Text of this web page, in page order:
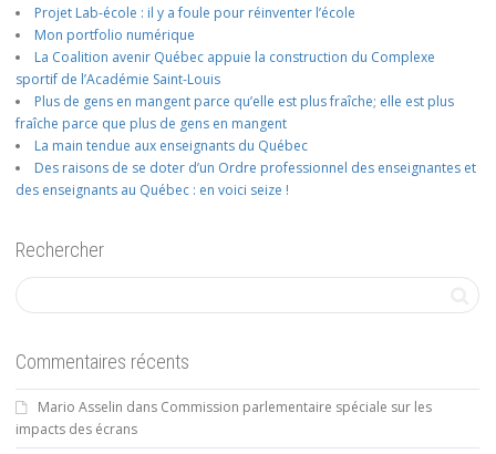
Projet Lab-école : il y a foule pour réinventer l’école
Mon portfolio numérique
La Coalition avenir Québec appuie la construction du Complexe
sportif de l’Académie Saint-Louis
Plus de gens en mangent parce qu’elle est plus fraîche; elle est plus
fraîche parce que plus de gens en mangent
La main tendue aux enseignants du Québec
Des raisons de se doter d’un Ordre professionnel des enseignantes et
des enseignants au Québec : en voici seize !
Rechercher
Commentaires récents
Mario Asselin dans Commission parlementaire spéciale sur les
impacts des écrans